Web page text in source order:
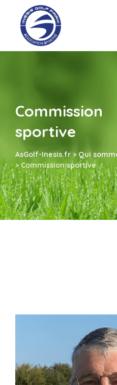
content
Commission
sportive
AsGolf-Inesis.fr> Qui
> Commission sportive